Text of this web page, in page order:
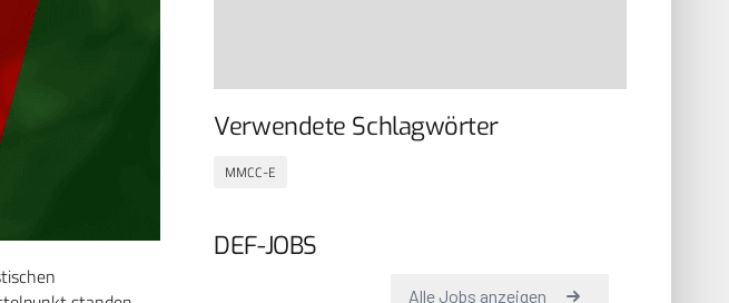
Verwendete Schlagwörter
MMCC-E
DEF-JOBS